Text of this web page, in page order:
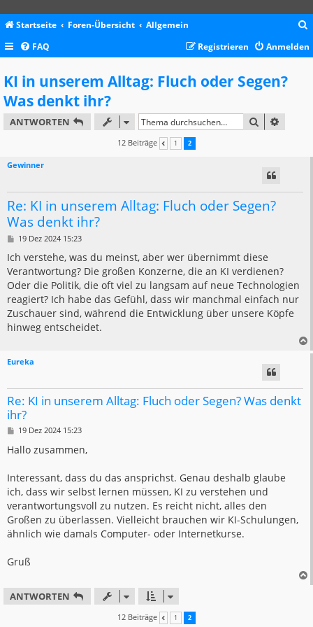
Startseite Foren-Übersicht Allgemein
c
FAQ Anmelden
Registrieren
KI in unserem Alltag: Fluch oder Segen?
Was denkt ihr?
ANTWORTEN SUCHE
12 Beiträge VORHERIGE
1 2
Gewinner
Re: KI in unserem Alltag: Fluch oder Segen?
Was denkt ihr?
B
i
r
a
g
19 Dez 2024 15:23
Ich verstehe, was du meinst, aber wer übernimmt diese
Verantwortung? Die großen Konzerne, die an KI verdienen?
Oder die Politik, die oft viel zu langsam auf neue Technologien
reagiert? Ich habe das Gefühl, dass wir manchmal einfach nur
Zuschauer sind, während die Entwicklung über unsere Köpfe
hinweg entscheidet.
Eureka
Re: KI in unserem Alltag: Fluch oder Segen? Was denkt
ihr?
B
i
t
a
g
19 Dez 2024 15:23
Hallo zusammen,
Interessant, dass du das ansprichst. Genau deshalb glaube
ich, dass wir selbst lernen müssen, KI zu verstehen und
verantwortungsvoll zu nutzen. Es reicht nicht, alles den
Großen zu überlassen. Vielleicht brauchen wir KI-Schulungen,
ähnlich wie damals Computer- oder Internetkurse.
Gruß
ANTWORTEN
12 Beiträge VORHERIGE
1 2